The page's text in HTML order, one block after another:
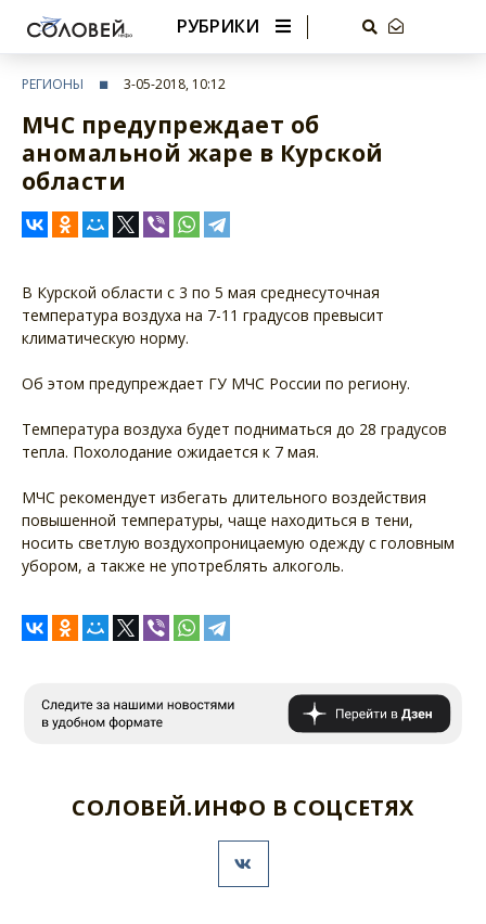
РУБРИКИ
РЕГИОНЫ 3-05-2018, 10:12
МЧС предупреждает об
аномальной жаре в Курской
области
В Курской области с 3 по 5 мая среднесуточная
температура воздуха на 7-11 градусов превысит
климатическую норму.
Об этом предупреждает ГУ МЧС России по региону.
Температура воздуха будет подниматься до 28 градусов
тепла. Похолодание ожидается к 7 мая.
МЧС рекомендует избегать длительного воздействия
повышенной температуры, чаще находиться в тени,
носить светлую воздухопроницаемую одежду с головным
убором, а также не употреблять алкоголь.
СОЛОВЕЙ.ИНФО В СОЦСЕТЯХ